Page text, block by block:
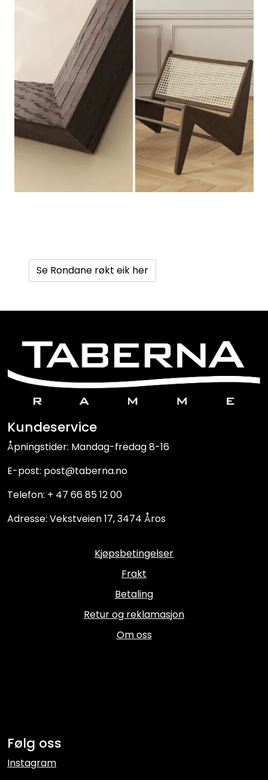
Se Rondane røkt eik her
Kundeservice
Åpningstider: Mandag-fredag 8-16
E-post: post@taberna.no
Telefon: + 47 66 85 12 00
Adresse: Vekstveien 17, 3474 Åros
Kjøpsbetingelser
Frakt
Betaling
Retur og reklamasjon
Om oss
Følg oss
Instagram